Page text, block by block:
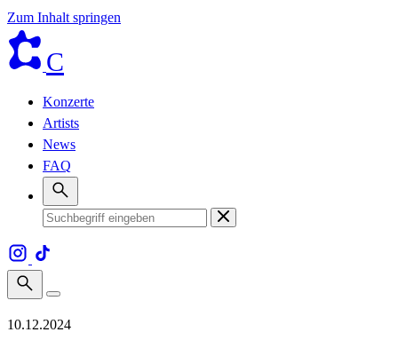
Zum Inhalt springen
C
Konzerte
Artists
News
FAQ
10.12.2024